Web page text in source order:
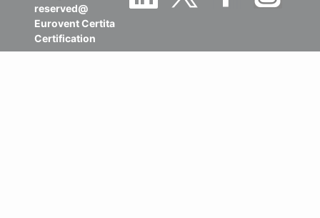
reserved@
Eurovent Certita
Certification